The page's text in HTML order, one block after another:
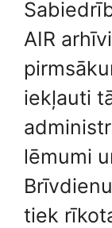
AIR
iekļauti
lēmumi
tiek